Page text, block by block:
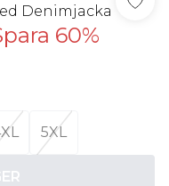
Denimjacka
60%
5XL